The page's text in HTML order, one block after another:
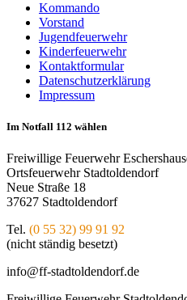
Kommando
Vorstand
Jugendfeuerwehr
Kinderfeuerwehr
Kontaktformular
Datenschutzerklärung
Impressum
Im Notfall 112 wählen
Freiwillige Feuerwehr
Ortsfeuerwehr Stadtoldendorf
Neue Straße 18
37627 Stadtoldendorf
Tel. (0 55 32) 99 91 92
(nicht ständig besetzt)
info@ff-stadtoldendorf.de